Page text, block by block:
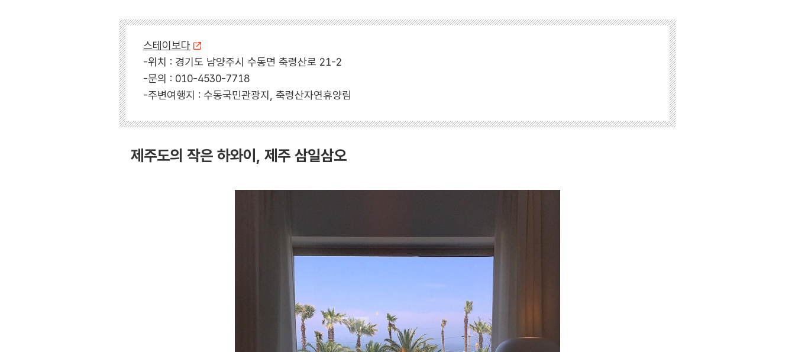
스테이보다
-위치 : 경기도 남양주시 수동면 축령산로 21-2
-문의 : 010-4530-7718
-주변여행지 : 수동국민관광지, 축령산자연휴양림
제주도의 작은 하와이, 제주 삼일삼오